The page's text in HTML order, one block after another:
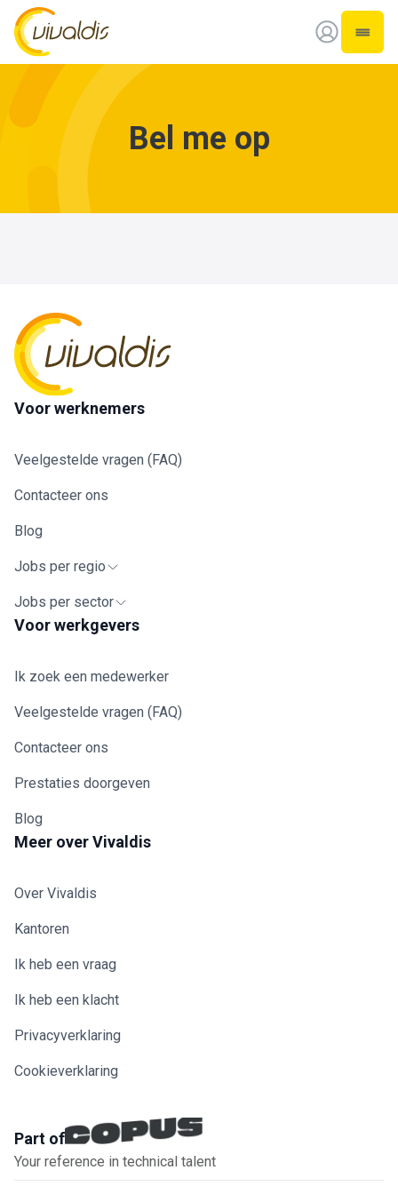
Vivaldis Interim
Open
Bel me op
Voor werknemers
Veelgestelde vragen (FAQ)
Contacteer ons
Blog
Jobs per regio
Jobs per sector
Voor werkgevers
Ik zoek een medewerker
Veelgestelde vragen (FAQ)
Contacteer ons
Prestaties doorgeven
Blog
Meer over Vivaldis
Over Vivaldis
Kantoren
Ik heb een vraag
Ik heb een klacht
Privacyverklaring
Cookieverklaring
Part of
Your reference in technical talent